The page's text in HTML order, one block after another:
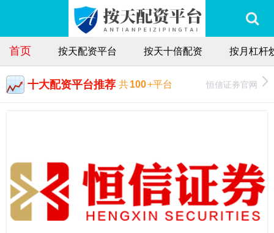
首页 按天配资平台 按天十倍配资 按月杠杆
十大配资平台推荐 共100+平台 恒信证券官网